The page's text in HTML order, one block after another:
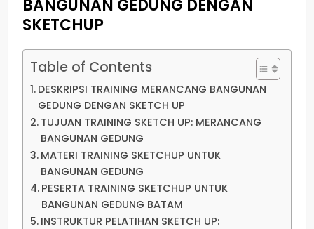
BANGUNAN GEDUNG DENGAN
SKETCHUP
Table of Contents
DESKRIPSI TRAINING MERANCANG BANGUNAN
GEDUNG DENGAN SKETCH UP
TUJUAN TRAINING SKETCH UP: MERANCANG
BANGUNAN GEDUNG
MATERI TRAINING SKETCHUP UNTUK
BANGUNAN GEDUNG
PESERTA TRAINING SKETCHUP UNTUK
BANGUNAN GEDUNG BATAM
INSTRUKTUR PELATIHAN SKETCH UP: